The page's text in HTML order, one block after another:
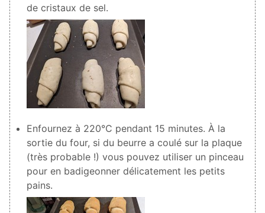
de cristaux de sel.
Enfournez à 220°C pendant 15 minutes. À la
sortie du four, si du beurre a coulé sur la plaque
(très probable !) vous pouvez utiliser un pinceau
pour en badigeonner délicatement les petits
pains.